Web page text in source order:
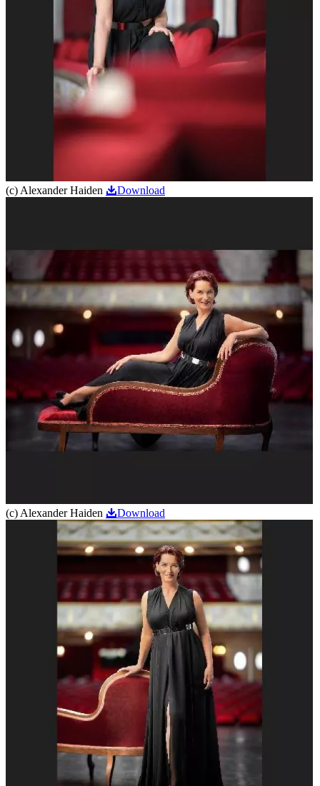
(c) Alexander Haiden Download
(c) Alexander Haiden Download